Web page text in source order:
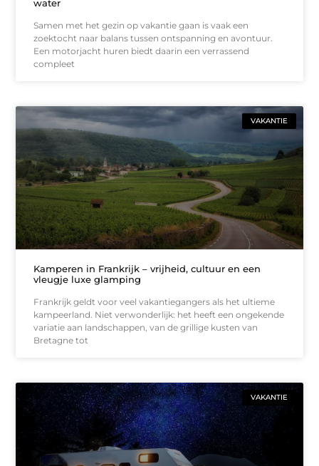
water
Samen met het gezin op vakantie gaan is vaak een
zoektocht naar balans tussen ontspanning en avontuur.
Een motorjacht huren biedt daarin een verrassend
compleet
VAKANTIE
Kamperen in Frankrijk – vrijheid, cultuur en een
vleugje luxe glamping
Frankrijk geldt voor veel vakantiegangers als het ultieme
kampeerland. Niet verwonderlijk: het heeft een ongekende
variatie aan landschappen, van de grillige kusten van
Bretagne tot
VAKANTIE